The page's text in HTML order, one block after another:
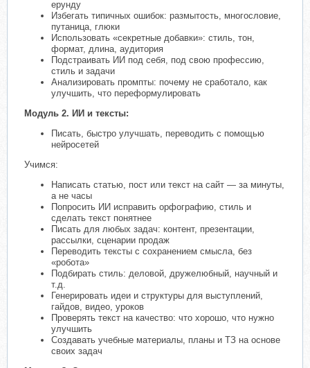
ерунду
Избегать типичных ошибок: размытость, многословие,
путаница, глюки
Использовать «секретные добавки»: стиль, тон,
формат, длина, аудитория
Подстраивать ИИ под себя, под свою профессию,
стиль и задачи
Анализировать промпты: почему не сработало, как
улучшить, что переформулировать
Модуль 2. ИИ и тексты:
Писать, быстро улучшать, переводить с помощью
нейросетей
Учимся:
Написать статью, пост или текст на сайт — за минуты,
а не часы
Попросить ИИ исправить орфографию, стиль и
сделать текст понятнее
Писать для любых задач: контент, презентации,
рассылки, сценарии продаж
Переводить тексты с сохранением смысла, без
«робота»
Подбирать стиль: деловой, дружелюбный, научный и
т.д.
Генерировать идеи и структуры для выступлений,
гайдов, видео, уроков
Проверять текст на качество: что хорошо, что нужно
улучшить
Создавать учебные материалы, планы и ТЗ на основе
своих задач